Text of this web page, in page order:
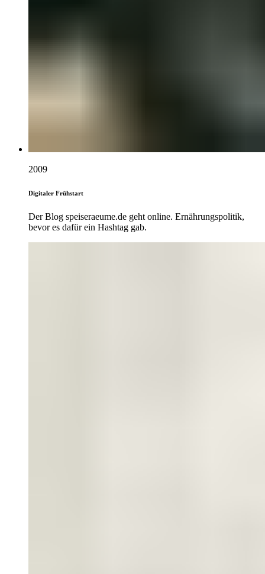
2009
Digitaler Frühstart
Der Blog speiseraeume.de geht online. Ernährungspolitik,
bevor es dafür ein Hashtag gab.